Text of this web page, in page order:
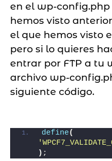
en el wp-config.php
hemos visto
el que hemos visto
pero si lo quieres
entrar por FTP a tu
archivo wp-
siguiente código.
define(
) ;